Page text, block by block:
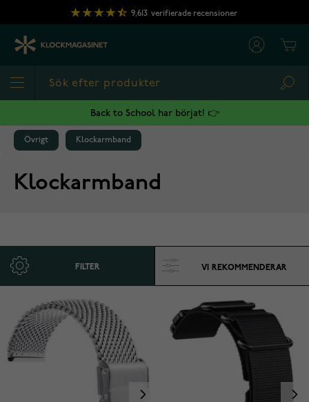
Hoppa till innehållet
9,613 verifierade recensioner
Back to School har börjat! 👉
Övrigt Klockarmband
Klockarmband
FILTER